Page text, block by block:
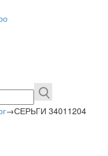
→СЕРЬГИ 34011204